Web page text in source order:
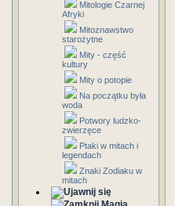
Mitologie Czarnej
Afryki
Mitoznawstwo
starożytne
Mity - część
kultury
Mity o potopie
Na początku była
woda
Potwory ludzko-
zwierzęce
Ptaki w mitach i
legendach
Znaki Zodiaku w
mitach